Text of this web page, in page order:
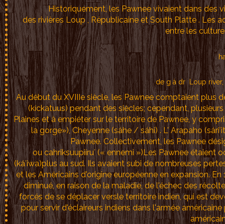
Historiquement, les Pawnee vivaient dans des
des rivières Loup , Républicaine et South Platte . Les
entre les
de g à dr Loup river,
Au début du XVIIIe siècle, les Pawnee comptaient plus
(kíckatuus) pendant des siècles; cependant,
Plaines et à empiéter sur le territoire de Pawnee, y
la gorge»), Cheyenne (sáhe / sáhi) . L' Arapaho
Pawnee. Collectivement, les Pawnee
ou cahriksuupiíruʾ (« ennemi »)Les Pawnee étaient
(káʾiwa)plus au sud. Ils avaient subi de nombreuses
et les Américains d'origine européenne en expansion.
diminué, en raison de la maladie, de l'échec des
forcés de se déplacer versle territoire indien, qui est
pour servir d'éclaireurs indiens dans l'armée